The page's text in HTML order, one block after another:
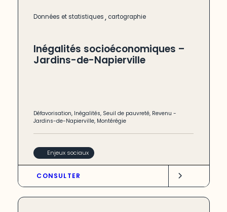
Données et statistiques, cartographie
Inégalités socioéconomiques –
Jardins-de-Napierville
Défavorisation, Inégalités, Seuil de pauvreté, Revenu -
Jardins-de-Napierville, Montérégie
Enjeux sociaux
CONSULTER